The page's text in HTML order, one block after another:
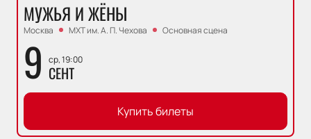
МУЖЬЯ И ЖЁНЫ
Москва МХТ им. А. П. Чехова Основная сцена
9 ср, 19:00
СЕНТ
Купить билеты